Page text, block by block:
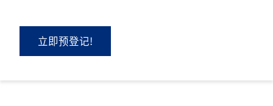
立即预登记!